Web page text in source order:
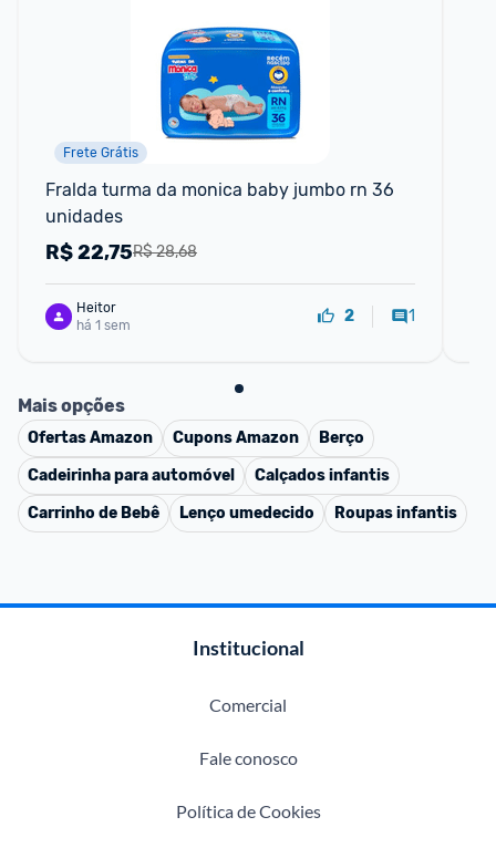
Frete Grátis
Fralda turma da monica baby jumbo rn 36
unidades
R$ 28,68
R$22,75
Heitor
há 1 sem
2 1
Mais opções
OfertasAmazon CuponsAmazon
Berço
Cadeirinha para automóvel
Calçados infantis
Carrinho de Bebê
Lenço umedecido Roupas infantis
Institucional
Comercial
Fale conosco
Política de Cookies